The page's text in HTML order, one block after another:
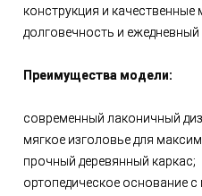
конструкция и
долговечность и
Преимущества модели:
современный лаконичный
мягкое изголовье для
прочный деревянный каркас;
ортопедическое основание